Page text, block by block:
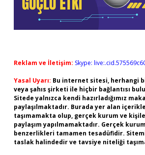
Reklam ve İletişim: Skype:
Yasal Uyarı: Bu internet sitesi, herhangi
veya şahıs şirketi ile hiçbir bağlantısı
Sitede yalnızca kendi hazırladığımız
paylaşılmaktadır. Burada yer alan
taşımamakta olup, gerçek kurum ve
paylaşım yapılmamaktadır. Gerçek
benzerlikleri tamamen tesadüfidir.
taslak halindedir ve tavsiye niteliği